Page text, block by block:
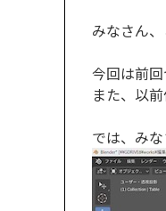
みなさん、
今回は前
また、以
では、み